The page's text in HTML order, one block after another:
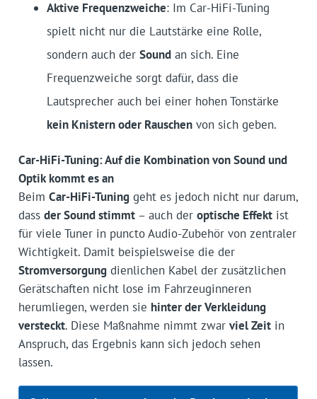
Aktive Frequenzweiche: Im Car-HiFi-Tuning
spielt nicht nur die Lautstärke eine Rolle,
sondern auch der Soundan sich. Eine
Frequenzweiche sorgt dafür, dass die
Lautsprecher auch bei einer hohen Tonstärke
kein Knistern oder Rauschenvon sich geben.
Car-HiFi-Tuning: Auf die Kombination von Sound und
Optik kommt es an
Beim Car-HiFi-Tuninggeht es jedoch nicht nur darum,
dass der Sound stimmt– auch der optische Effektist
für viele Tuner in puncto Audio-Zubehör von zentraler
Wichtigkeit. Damit beispielsweise die der
Stromversorgungdienlichen Kabel der zusätzlichen
Gerätschaften nicht lose im Fahrzeuginneren
herumliegen, werden sie hinter der Verkleidung
versteckt. Diese Maßnahme nimmt zwar viel Zeitin
Anspruch, das Ergebnis kann sich jedoch sehen
lassen.